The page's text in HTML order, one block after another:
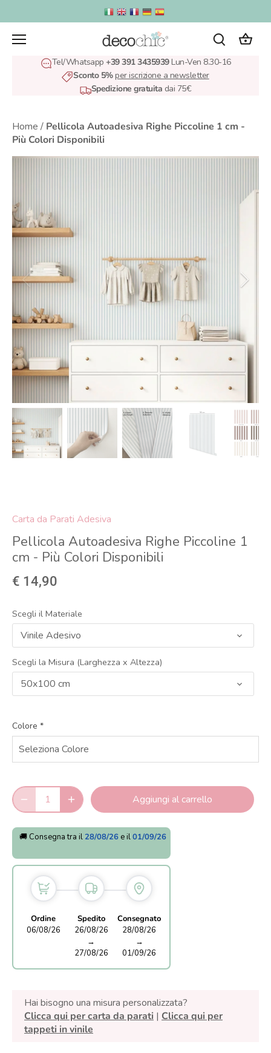
al
contenuto
Tel/Whatsapp +39 391 3435939Lun-Ven 8.30-16
Sconto 5%per iscrizione a newsletter
Spedizione gratuita dai 75€
Home / Pellicola Autoadesiva Righe Piccoline 1 cm -
Più Colori Disponibili
Carta da Parati Adesiva
Pellicola Autoadesiva Righe Piccoline 1
cm - Più Colori Disponibili
€ 14,90
Scegli il Materiale
Vinile Adesivo
Scegli la Misura (Larghezza x Altezza)
50x100 cm
Colore *
Aggiungi al carrello
🚚 Consegna tra il 28/08/26 e il01/09/26
Ordine
06/08/26
Spedito
26/08/26
→
27/08/26
Consegnato
28/08/26
→
01/09/26
Hai bisogno una misura personalizzata?
Clicca qui per carta da parati | Clicca qui per
tappeti in vinile